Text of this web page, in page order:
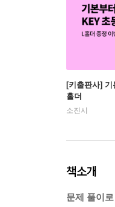
[키출판사]
홀더
소진시
책소개
문제 풀이